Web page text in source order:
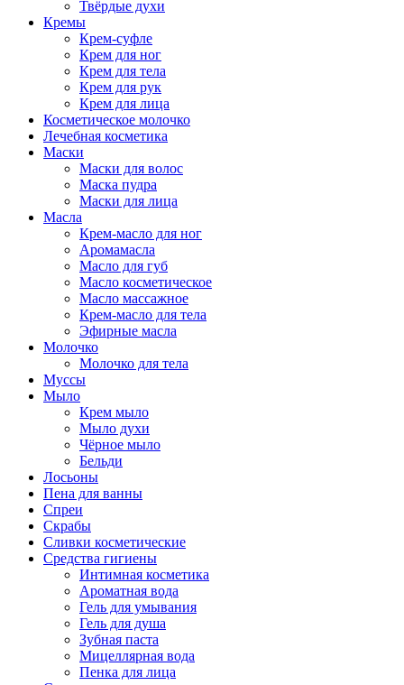
Твёрдые духи
Кремы
Крем-суфле
Крем для ног
Крем для тела
Крем для рук
Крем для лица
Косметическое молочко
Лечебная косметика
Маски
Маски для волос
Маска пудра
Маски для лица
Масла
Крем-масло для ног
Аромамасла
Масло для губ
Масло косметическое
Масло массажное
Крем-масло для тела
Эфирные масла
Молочко
Молочко для тела
Муссы
Мыло
Крем мыло
Мыло духи
Чёрное мыло
Бельди
Лосьоны
Пена для ванны
Спреи
Скрабы
Сливки косметические
Средства гигиены
Интимная косметика
Ароматная вода
Гель для умывания
Гель для душа
Зубная паста
Мицеллярная вода
Пенка для лица